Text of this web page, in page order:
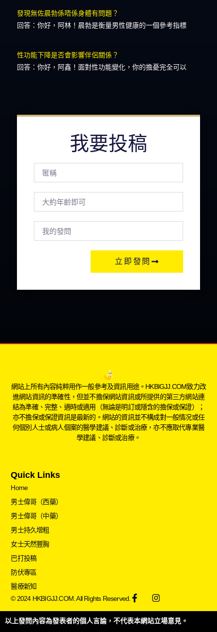
發現無佐晨勃係唔係身體有問題？
回答：你好，阿林！晨勃是衡量男性健康的一個參考指標
性功能下降是否會影響伴侶關係？
回答：你好，阿鑫！面對性功能變化，你的擔憂完全可以
我要投稿
立即發問
網站上所有內容純粹用作一般參考及資訊用途。HKBIGJJ.COM致力改
進網站資訊的準確性，但並不擔保網站資訊或所提供的第三方網站連
結為準確、完整、適時或適用（無論是明訂或隱含的擔保或保證）；
亦不擔保或保證資訊是最新的。網站的資訊並不構成對一般情况或任
何個別人士或病人個案的醫學建議、診斷或治療，亦不應取代專業醫
學建議、診斷或治療。
Quick Links
Home
男士偉哥（西藥）
男士偉哥（中藥）
男士持久增粗
女士天然豐胸
巴打投稿
防伏專區
醫療新知
© 2024 HKBIGJJ.COM. All Rights Reserved.
以上發問內容為發表者的個人言論，不代表本網站立場意見。